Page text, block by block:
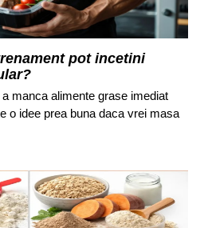
pot incetini
manca alimente grase imediat
o idee prea buna daca vrei masa